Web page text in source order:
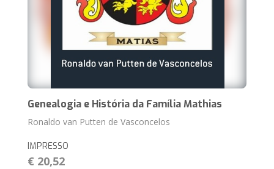
Genealogia e História da Família Mathias
Ronaldo van Putten de Vasconcelos
IMPRESSO
€ 20,52